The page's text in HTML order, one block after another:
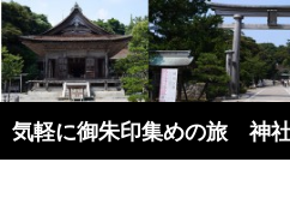
コ
ン
テ
ン
ツ
へ
気軽に御朱印集めの旅 神
索